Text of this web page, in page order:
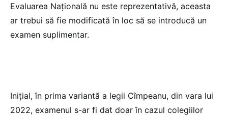
Evaluarea Națională nu este reprezentativă, aceasta
ar trebui să fie modificată în loc să se introducă un
examen suplimentar.
Inițial, în prima variantă a legii Cîmpeanu, din vara lui
2022, examenul s-ar fi dat doar în cazul colegiilor